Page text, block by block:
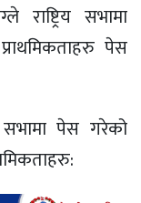
राष्ट्रिय सभामा
पेस
सभामा पेस गरेको